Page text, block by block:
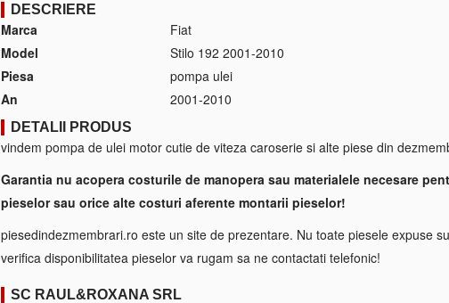
DESCRIERE
Marca
Fiat
Model
Stilo 192 2001-2010
Piesa
pompa ulei
An
2001-2010
DETALII PRODUS
vindem pompa de ulei motor cutie de viteza caroserie si alte piese din
Garantia nu acopera costurile de manopera sau materialele necesare
pieselor sau orice alte costuri aferente montarii pieselor!
piesedindezmembrari.ro este un site de prezentare. Nu toate piesele expuse
verifica disponibilitatea pieselor va rugam sa ne contactati telefonic!
SC RAUL&ROXANA SRL